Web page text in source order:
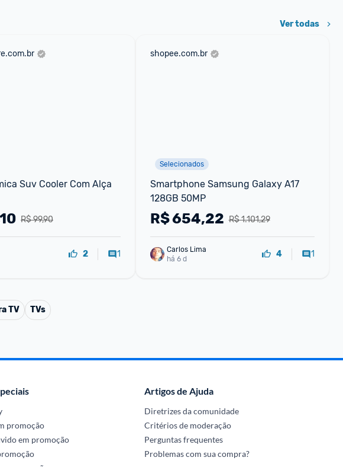
Ver todas
Suv Cooler Com Alça
R$ 99,90
2 1
shopee.com.br
Selecionados
Smartphone Samsung Galaxy A17
128GB 50MP
R$ 1.101,29
R$654,22
Carlos Lima
há 6 d
4 1
TV TVs
promoção
em promoção
Artigos de Ajuda
Diretrizes da comunidade
Critérios de moderação
Perguntas frequentes
Problemas com sua compra?